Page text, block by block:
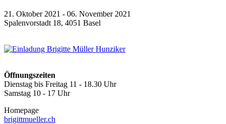
21. Oktober 2021 - 06. November 2021
Spalenvorstadt 18, 4051 Basel
Öffnungszeiten
Dienstag bis Freitag 11 - 18.30 Uhr
Samstag 10 - 17 Uhr
Homepage
brigittmueller.ch